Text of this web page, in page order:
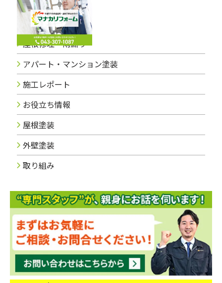
ブログカテゴリー
屋根修理・雨漏り
アパート・マンション塗装
施工レポート
お役立ち情報
屋根塗装
外壁塗装
取り組み